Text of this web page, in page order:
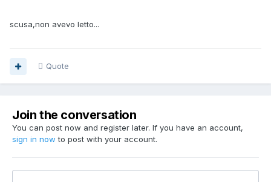
scusa,non avevo letto...
Quote
Join the conversation
You can post now and register later. If you have an account,
sign in now to post with your account.